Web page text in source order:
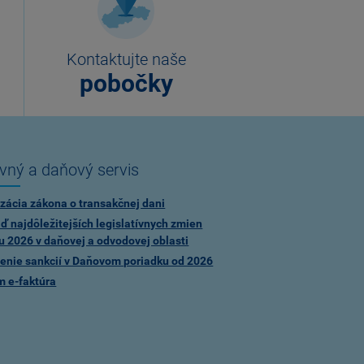
Kontaktujte naše
pobočky
a daňový servis
zákona o transakčnej dani
najdôležitejších legislatívnych zmien
2026 v daňovej a odvodovej oblasti
sankcií v Daňovom poriadku od 2026
e-faktúra